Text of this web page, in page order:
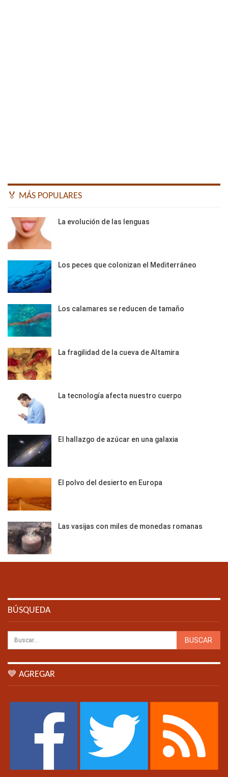
🏅 MÁS POPULARES
La evolución de las lenguas
Los peces que colonizan el Mediterráneo
Los calamares se reducen de tamaño
La fragilidad de la cueva de Altamira
La tecnología afecta nuestro cuerpo
El hallazgo de azúcar en una galaxia
El polvo del desierto en Europa
Las vasijas con miles de monedas romanas
BÚSQUEDA
💙 AGREGAR